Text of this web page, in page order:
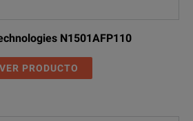
N1501AFP110
VER PRODUCTO